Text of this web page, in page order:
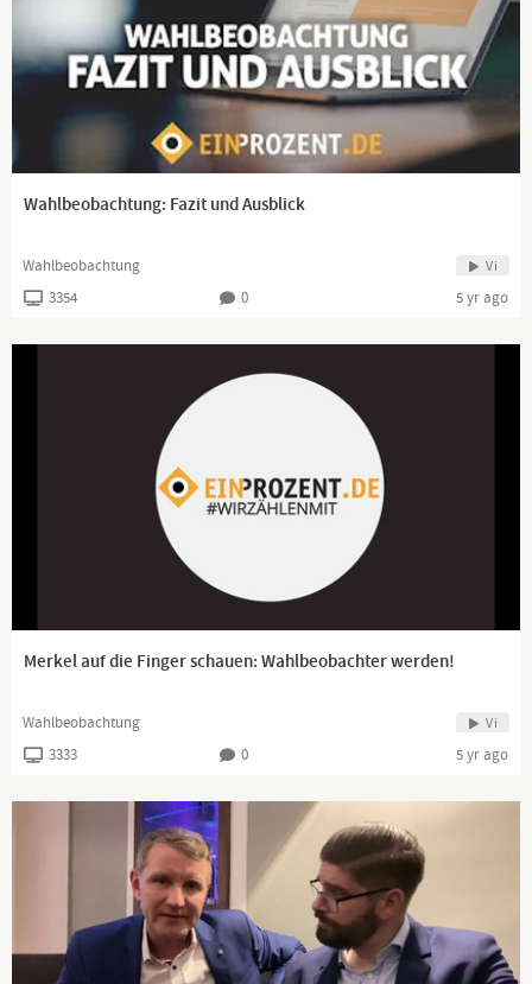
Wahlbeobachtung: Fazit und Ausblick
Wahlbeobachtung Vi
3354 0 5 yr ago
Merkel auf die Finger schauen: Wahlbeobachter werden!
Wahlbeobachtung Vi
3333 0 5 yr ago